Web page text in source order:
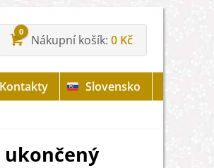
0
Nákupní košík 0 Kč
Kontakty
Slovensko
ukončený